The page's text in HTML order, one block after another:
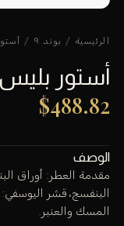
الرئيسية / بوند ٩ / أستور
أستور بليس 100 مل
$488.82
الوصف
مقدمة العطر: أوراق
البنفسج، قشر
المسك والعنبر.